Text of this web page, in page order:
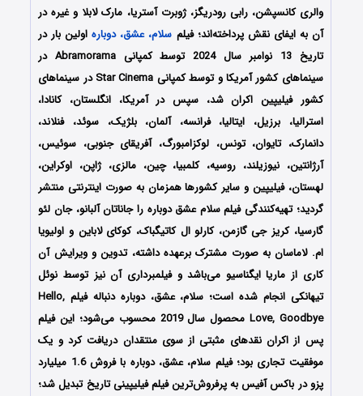
والری کانسپشن، رابی رودریگز، ژوبرت آستریا، مارک لابلا و غیره در
آن به ایفای نقش پرداخته‌اند؛ فیلم سلام، عشق، دوبارهاولین بار در
تاریخ 13 نوامبر سال 2024 توسط کمپانی‌ Abramorama در
سینماهای کشور آمریکا و توسط کمپانی Star Cinema در سینماهای
کشور فیلیپین اکران شد، سپس در آمریکا، انگلستان، کانادا،
استرالیا، برزیل، ایتالیا، فرانسه، آلمان، بلژیک، سوئد، فنلاند،
دانمارک، تایوان، تونس، لوکزامبورگ، آفریقای جنوبی، سوئیس،
آرژانتین، نیوزیلند، روسیه، کلمبیا، چین، مالزی، ژاپن، اوکراین،
لهستان، فیلیپین و سایر کشورها همزمان به صورت اینترنتی منتشر
گردید؛ تهیه‌کنندگی فیلم سلام عشق دوباره را جاناتان آلبانو، جان لئو
گارسیا، کریز جی گازمن، کارلو ال کاتیگباک، کوکای لاباین و اولیویا
ام. لاماسان به صورت مشترک برعهده داشته، تدوین و ویرایش آن
کاری از ماریا ایگناسیو می‌باشد و فیلمبرداری آن نیز توسط نوئل
تیهانکی انجام شده است؛
سلام، عشق، دوباره دنباله فیلم Hello,
Love, Goodbye محصول سال 2019 محسوب می‌شود؛
این فیلم
پس از اکران نقدهای مثبتی از سوی منتقدان دریافت کرد و یک
موفقیت تجاری بود؛ فیلم سلام، عشق، دوباره با فروش 1.6 میلیارد
پزو در باکس آفیس به پرفروش‌ترین فیلم فیلیپینی تاریخ تبدیل شد؛